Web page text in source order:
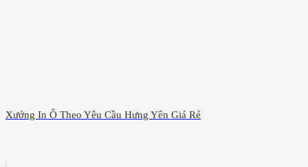
Xưởng In Ô Theo Yêu Cầu Hưng Yên Giá Rẻ